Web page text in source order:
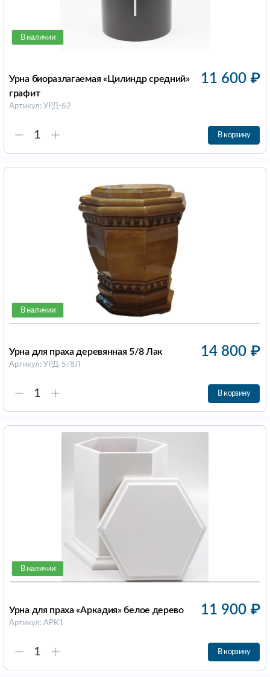
В наличии
Урна биоразлагаемая «Цилиндр средний»
графит
Артикул: УРД-62
11 600 ₽
В корзину
В наличии
Урна для праха деревянная 5/8 Лак
Артикул: УРД-5/8Л
14 800 ₽
В корзину
В наличии
Урна для праха «Аркадия» белое дерево
Артикул: АРК1
11 900 ₽
В корзину